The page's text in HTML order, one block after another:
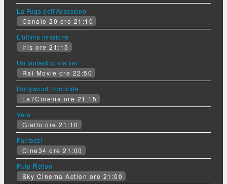
La Fuga dell'Assassino
Canale 20 ore 21:10
L'ultima missione
Iris ore 21:15
Un fantastico via vai
Rai Movie ore 22:50
Hollywood Homicide
La7Cinema ore 21:15
Vera
Giallo ore 21:10
Fantozzi
Cine34 ore 21:00
Pulp Fiction
Sky Cinema Action ore 21:00